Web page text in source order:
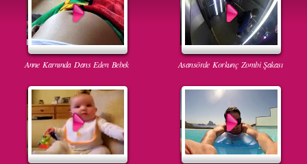
Anne Karnında Dans Eden Bebek Asansörde Korkunç Zombi Şakası